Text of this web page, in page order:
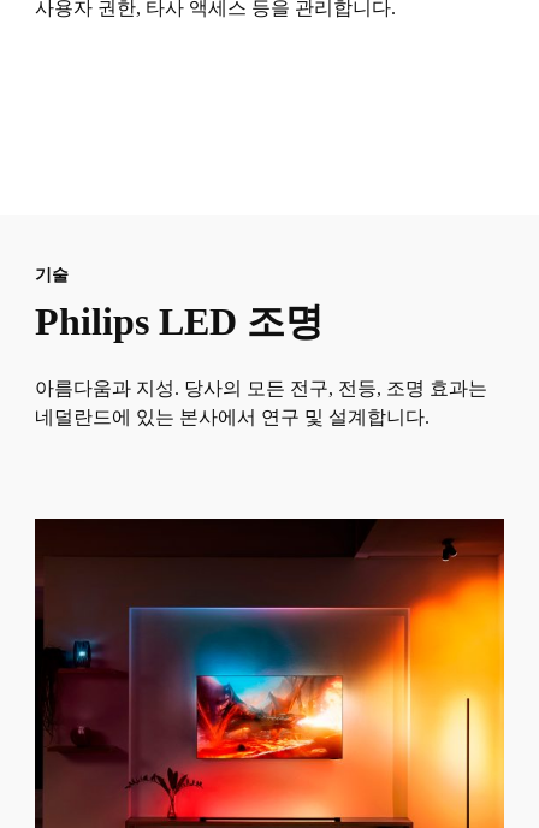
사용자 권한, 타사 액세스 등을 관리합니다.
기술
Philips LED 조명
아름다움과 지성. 당사의 모든 전구, 전등, 조명 효과는
네덜란드에 있는 본사에서 연구 및 설계합니다.